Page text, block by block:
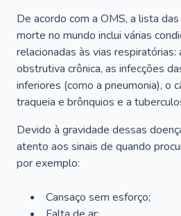
De acordo com a OMS, a lista
morte no mundo inclui várias
relacionadas às vias respiratórias:
obstrutiva crônica, as infecções
inferiores (como a pneumonia), o
traqueia e brônquios e a
Devido à gravidade dessas
atento aos sinais de quando
por exemplo:
Cansaço sem esforço;